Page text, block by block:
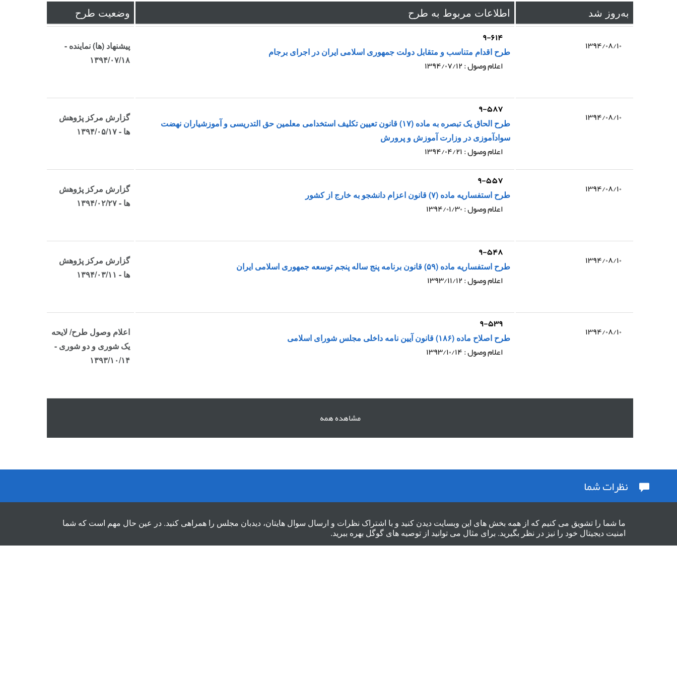
به‌روز شد اطلاعات مربوط به طرح وضعیت طرح
مشاهده همه
۱۳۹۴/۰۸/۱۰ ۹-۶۱۴
طرح اقدام متناسب و متقابل دولت جمهوری اسلامی ایران در اجرای برجام
اعلام وصول : ۱۳۹۴/۰۷/۱۲
پیشنهاد (ها) نماینده -
۱۳۹۴/۰۷/۱۸
۱۳۹۴/۰۸/۱۰ ۹-۵۸۷
طرح الحاق یک تبصره به ماده (۱۷) قانون تعیین تکلیف استخدامی معلمین حق التدریسی و آموزشیاران نهضت
سوادآموزی در وزارت آموزش و پرورش
اعلام وصول : ۱۳۹۴/۰۴/۲۱
گزارش مرکز پژوهش
ها - ۱۳۹۴/۰۵/۱۷
۱۳۹۴/۰۸/۱۰ ۹-۵۵۷
طرح استفساریه ماده (۷) قانون اعزام دانشجو به خارج از کشور
اعلام وصول : ۱۳۹۴/۰۱/۳۰
گزارش مرکز پژوهش
ها - ۱۳۹۴/۰۲/۲۷
۱۳۹۴/۰۸/۱۰ ۹-۵۴۸
طرح استفساریه ماده (۵۹) قانون برنامه پنج ساله پنجم توسعه جمهوری اسلامی ایران
اعلام وصول : ۱۳۹۳/۱۱/۱۲
گزارش مرکز پژوهش
ها - ۱۳۹۴/۰۳/۱۱
۱۳۹۴/۰۸/۱۰ ۹-۵۳۹
طرح اصلاح ماده (۱۸۶) قانون آیین نامه داخلی مجلس شورای اسلامی
اعلام وصول : ۱۳۹۳/۱۰/۱۴
اعلام وصول طرح/ لایحه
یک شوری و دو شوری -
۱۳۹۳/۱۰/۱۴
نظرات شما
ما شما را تشویق می کنیم که از همه بخش های این وبسایت دیدن کنید و با اشتراک نظرات و ارسال سوال هایتان، دیدبان مجلس را همراهی کنید. در عین حال مهم است که شما
امنیت دیجیتال خود را نیز در نظر بگیرید. برای مثال می توانید از توصیه های گوگل بهره ببرید.